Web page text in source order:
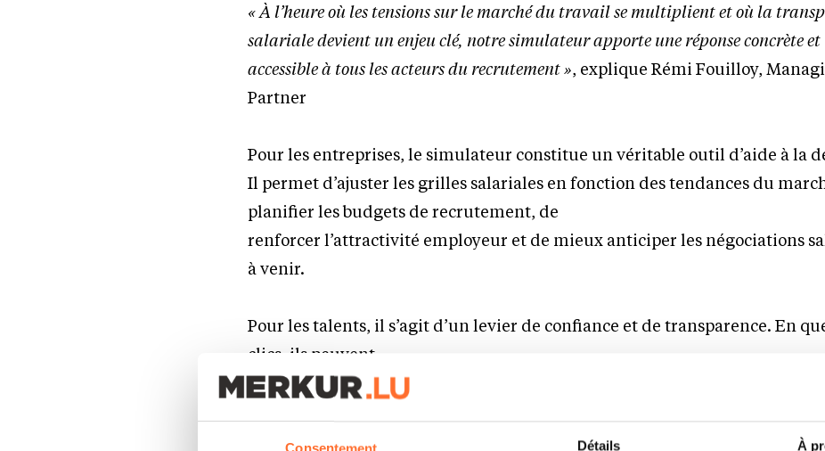
Détails À
« À l’heure où les tensions sur le marché du travail se multiplient et où la
salariale devient un enjeu clé, notre simulateur apporte une réponse concrète et
accessible à tous les acteurs du recrutement », explique Rémi Fouilloy,
Partner
Pour les entreprises, le simulateur constitue un véritable outil d’aide à la
Il permet d’ajuster les grilles salariales en fonction des tendances du
planifier les budgets de recrutement, de
renforcer l’attractivité employeur et de mieux anticiper les négociations
à venir.
Pour les talents, il s’agit d’un levier de confiance et de transparence. En
clics, ils peuvent
évaluer la justesse de leur rémunération actuelle, comprendre leur
éventuelle, notamment dans le cadre d’un changement de poste.